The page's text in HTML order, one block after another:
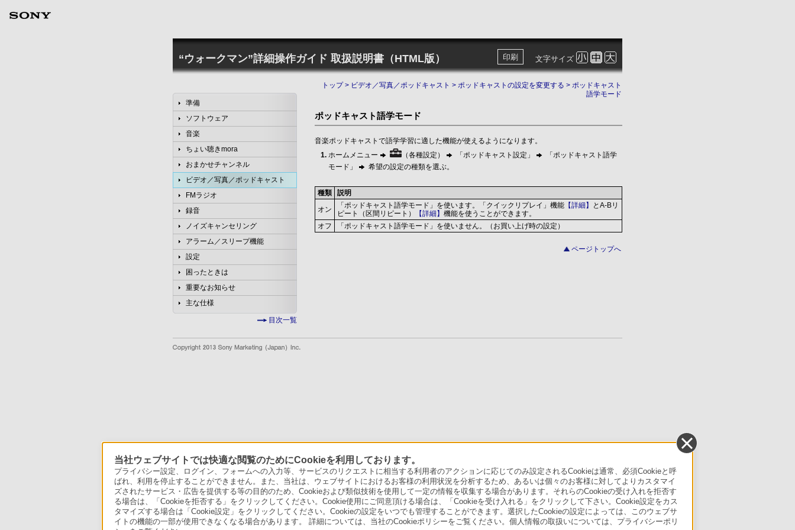
“ウォークマン”詳細操作ガイド 取扱説明書（HTML版） 文字サイズ
印刷
準備
ソフトウェア
音楽
ちょい聴きmora
おまかせチャンネル
ビデオ／写真／ポッドキャスト
FMラジオ
録音
ノイズキャンセリング
アラーム／スリープ機能
設定
困ったときは
重要なお知らせ
主な仕様
目次一覧
トップ> ビデオ／写真／ポッドキャスト > ポッドキャストの設定を変更する > ポッドキャスト
語学モード
ポッドキャスト語学モード
音楽ポッドキャストで語学学習に適した機能が使えるようになります。
ホームメニュー
（各種設定） 「ポッドキャスト設定」
「ポッドキャスト語学
モード」
希望の設定の種類を選ぶ。
種類 説明
オン
「ポッドキャスト語学モード」を使います。「クイックリプレイ」機能 【詳細】
とA-Bリ
ピート（区間リピート）
【詳細】 機能を使うことができます。
オフ
「ポッドキャスト語学モード」を使いません。（お買い上げ時の設定）
ページトップへ
当社ウェブサイトでは快適な閲覧のためにCookieを利用しております。
プライバシー設定、ログイン、フォームへの入力等、サービスのリクエストに相当する利用者のアクションに応じてのみ設定されるCookieは通常、必須Cookieと呼
ばれ、利用を停止することができません。また、当社は、ウェブサイトにおけるお客様の利用状況を分析するため、あるいは個々のお客様に対してよりカスタマイ
ズされたサービス・広告を提供する等の目的のため、Cookieおよび類似技術を使用して一定の情報を収集する場合があります。それらのCookieの受け入れを拒否す
る場合は、「Cookieを拒否する」をクリックしてください。Cookie使用にご同意頂ける場合は、「Cookieを受け入れる」をクリックして下さい。Cookie設定をカス
タマイズする場合は「Cookie設定」をクリックしてください。Cookieの設定をいつでも管理することができます。選択したCookieの設定によっては、このウェブサ
イトの機能の一部が使用できなくなる場合があります。 詳細については、当社のCookieポリシーをご覧ください。個人情報の取扱いについては、プライバシーポリ